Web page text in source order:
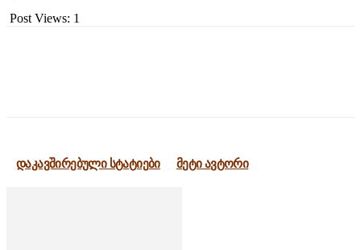
Post Views: 1
დაკავშირებული სტატიები მეტი ავტორი